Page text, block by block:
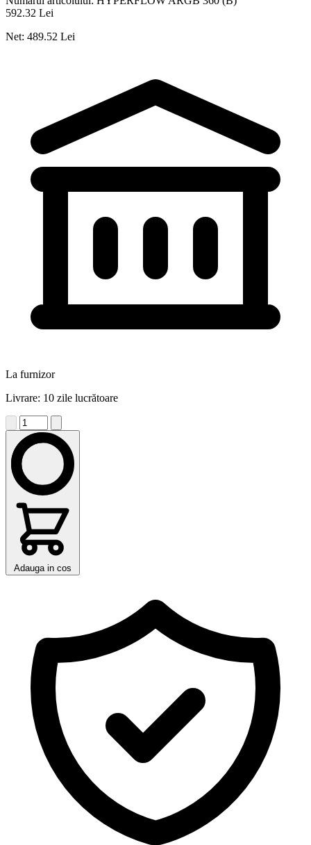
592.32 Lei
Net: 489.52 Lei
La furnizor
Livrare: 10 zile lucrătoare
Adauga in cos